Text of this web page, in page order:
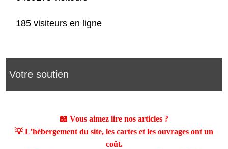
185 visiteurs en ligne
Votre soutien
📖 Vous aimez lire nos articles ?
💡 L’hébergement du site, les cartes et les ouvrages ont un
coût.